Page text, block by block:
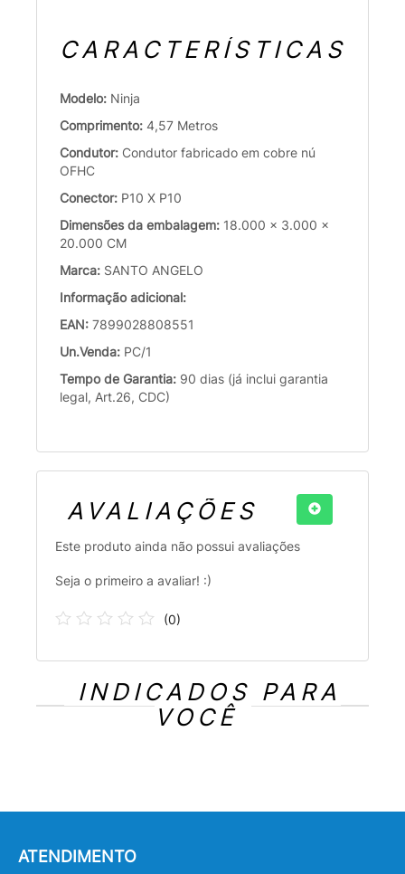
CARACTERÍSTICAS
Modelo: Ninja
Comprimento: 4,57 Metros
Condutor: Condutor fabricado em cobre nú
OFHC
Conector: P10 X P10
Dimensões da embalagem: 18.000 x 3.000 x
20.000 CM
Marca: SANTO ANGELO
Informação adicional:
EAN: 7899028808551
Un.Venda: PC/1
Tempo de Garantia: 90 dias (já inclui garantia
legal, Art.26, CDC)
AVALIAÇÕES
Este produto ainda não possui avaliações
Seja o primeiro a avaliar! :)
(0)
INDICADOS PARA
VOCÊ
ATENDIMENTO